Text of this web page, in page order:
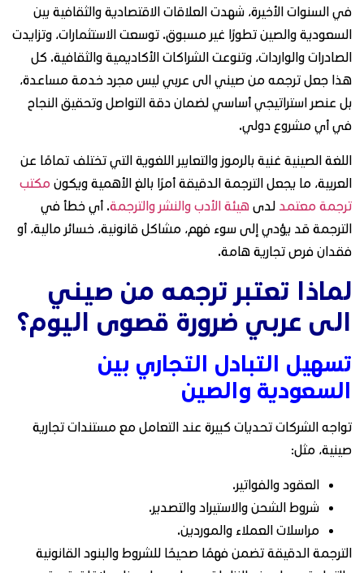
في السنوات الأخيرة، شهدت العلاقات الاقتصادية والثقافية بين
السعودية والصين تطورًا غير مسبوق. توسعت الاستثمارات، وتزايدت
الصادرات والواردات، وتنوعت الشراكات الأكاديمية والثقافية. كل
هذا جعل ترجمه من صيني الى عربي ليس مجرد خدمة مساعدة،
بل عنصر استراتيجي أساسي لضمان دقة التواصل وتحقيق النجاح
في أي مشروع دولي.
اللغة الصينية غنية بالرموز والتعابير اللغوية التي تختلف تمامًا عن
العربية، ما يجعل الترجمة الدقيقة أمرًا بالغ الأهمية ويكون مكتب
ترجمة معتمد لدى هيئة الأدب والنشر والترجمة. أي خطأ في
الترجمة قد يؤدي إلى سوء فهم، مشاكل قانونية، خسائر مالية، أو
فقدان فرص تجارية هامة.
لماذا تعتبر ترجمه من صيني
الى عربي ضرورة قصوى اليوم؟
تسهيل التبادل التجاري بين
السعودية والصين
تواجه الشركات تحديات كبيرة عند التعامل مع مستندات تجارية
صينية، مثل:
العقود والفواتير.
شروط الشحن والاستيراد والتصدير.
مراسلات العملاء والموردين.
الترجمة الدقيقة تضمن فهمًا صحيحًا للشروط والبنود القانونية